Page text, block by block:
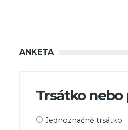
ANKETA
Trsátko nebo
Možnosti
Jednoznačně trsátko